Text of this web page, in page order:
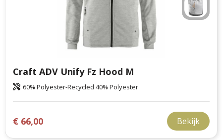
Craft ADV Unify Fz Hood M
60% Polyester-Recycled 40% Polyester
€ 66,00 Bekijk